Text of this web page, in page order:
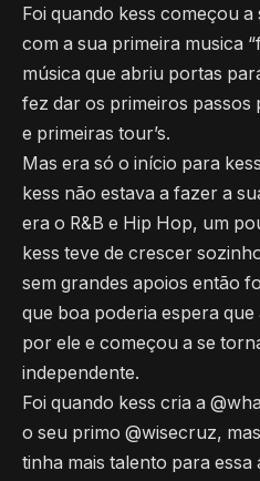
Foi quando kess começou
com a sua primeira musica
música que abriu portas
fez dar os primeiros passos
e primeiras tour’s.
Mas era só o início para
kess não estava a fazer a
era o R&B e Hip Hop, um
kess teve de crescer
sem grandes apoios então
que boa poderia espera
por ele e começou a se
independente.
Foi quando kess cria a
o seu primo @wisecruz,
tinha mais talento para